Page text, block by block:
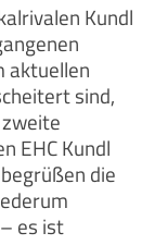
Kundl
aktuellen
sind,
EHC Kundl
die
es ist